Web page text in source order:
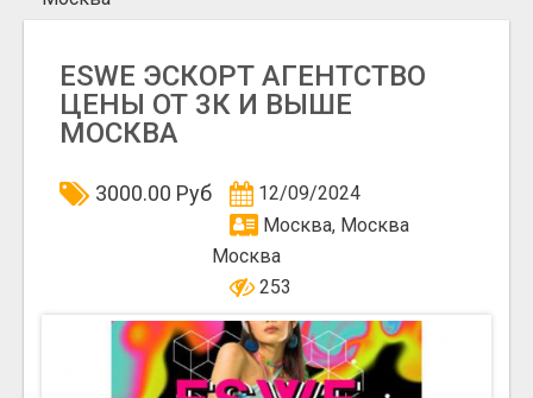
ESWE ЭСКОРТ АГЕНТСТВО
ЦЕНЫ ОТ 3К И ВЫШЕ
МОСКВА
3000.00 Руб
12/09/2024
Москва, Москва
Москва
253